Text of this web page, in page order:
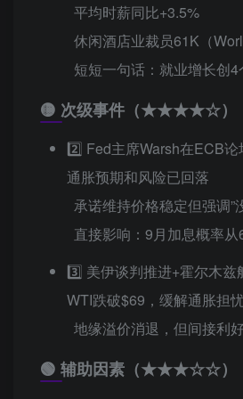
平均时薪同比+3.5%
休闲酒店业裁员61K（
短短一句话：就业增长创4
🟡 次级事件（★★★★☆）
2️⃣ Fed主席Warsh在ECB论
通胀预期和风险已回落
承诺维持价格稳定但强调”
直接影响：9月加息概率
3️⃣ 美伊谈判推进+霍尔木兹
WTI跌破$69，缓解通胀担
地缘溢价消退，但间接利
🟢 辅助因素（★★★☆☆）